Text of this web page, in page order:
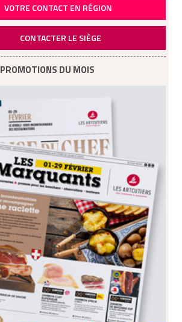
VOTRE CONTACT EN RÉGION
CONTACTER LE SIÈGE
PROMOTIONS DU MOIS